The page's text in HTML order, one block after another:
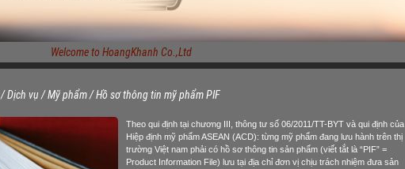
Welcome to HoangKhanh Co.,Ltd
/Dịch vụ/Mỹ phẩm/Hồ sơ thông tin mỹ phẩm PIF
Theo qui định tại chương III, thông tư số 06/2011/TT-BYT và qui định của
Hiệp định mỹ phẩm ASEAN (ACD): từng mỹ phẩm đang lưu hành trên thị
trường Việt nam phải có hồ sơ thông tin sản phẩm (viết tắt là “PIF” =
Product Information File) lưu tại địa chỉ đơn vị chịu trách nhiệm đưa sản